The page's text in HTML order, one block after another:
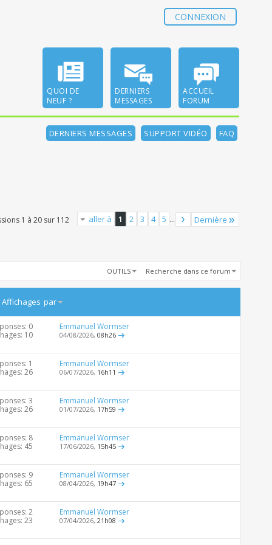
CONNEXION
QUOI DE
NEUF ?
DERNIERS
MESSAGES
ACCUEIL
FORUM
DERNIERS MESSAGES SUPPORT VIDÉO FAQ
aller à 1 2 3 4 5 ... Dernière
1 à 20 sur 112
OUTILS Recherche dans ce forum
Affichages par
0
10
Emmanuel Wormser
04/08/2026,08h26
1
26
Emmanuel Wormser
06/07/2026, 16h11
3
26
Emmanuel Wormser
01/07/2026, 17h59
8
45
Emmanuel Wormser
17/06/2026, 15h45
9
65
Emmanuel Wormser
08/04/2026, 19h47
2
23
Emmanuel Wormser
07/04/2026,21h08